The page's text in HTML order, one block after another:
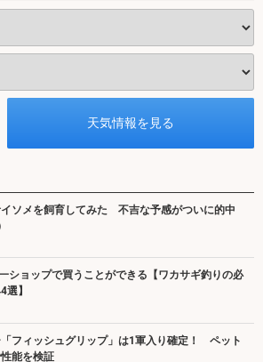
ソメを飼育してみた 不吉な予感がついに的中
ショップで買うことができる【ワカサギ釣りの必
選】
フィッシュグリップ」は1軍入り確定！ ペット
能を検証